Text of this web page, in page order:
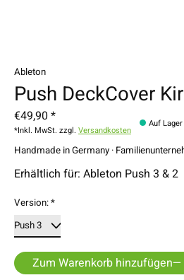
Ableton
Push DeckCover
€49,90 *
*Inkl. MwSt. zzgl. Versandkosten
Auf
Handmade in Germany ·
Erhältlich für: Ableton Push 3 & 2
Version:*
Zum Warenkorb hinzufügen